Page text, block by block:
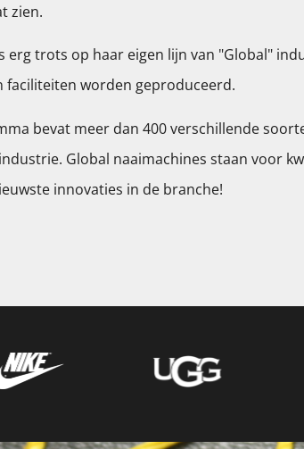
zien.
erg trots op haar eigen lijn van "Global"
faciliteiten worden geproduceerd.
bevat meer dan 400 verschillende
Global naaimachines staan voor
innovaties in de branche!